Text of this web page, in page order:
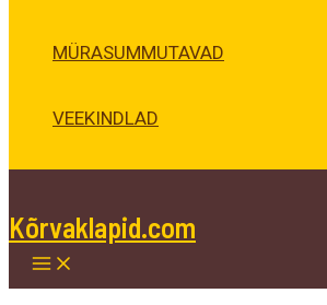
MÜRASUMMUTAVAD
VEEKINDLAD
Kõrvaklapid.com